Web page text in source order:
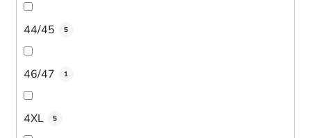
44/45 5
46/47 1
4XL 5